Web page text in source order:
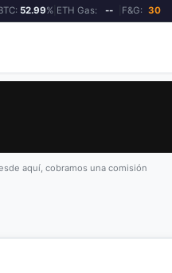
52.99%| ETH Gas: -- F&G: 30
aquí, cobramos una comisión